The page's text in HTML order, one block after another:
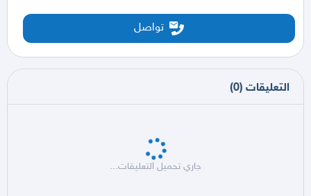
تواصل
التعليقات (
0
)
جاري تحميل التعليقات...